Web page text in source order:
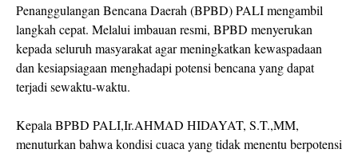
Penanggulangan Bencana Daerah (BPBD) PALI mengambil
langkah cepat. Melalui imbauan resmi, BPBD menyerukan
kepada seluruh masyarakat agar meningkatkan kewaspadaan
dan kesiapsiagaan menghadapi potensi bencana yang dapat
terjadi sewaktu-waktu.
Kepala BPBD PALI,Ir.AHMAD HIDAYAT, S.T.,MM,
menuturkan bahwa kondisi cuaca yang tidak menentu berpotensi